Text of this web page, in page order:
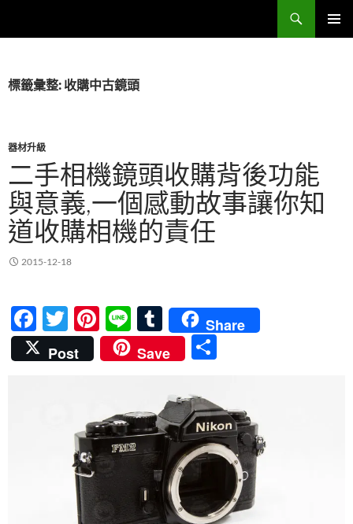
內標籤彙整: 收購中古鏡頭
器材升級
二手相機鏡頭收購背後功能
與意義,一個感動故事讓你知
道收購相機的責任
2015-12-18
F
ac
e
T
w
itt
Pi
nt
er
t
Li
n
e
T
u
m
bl
r
Share
Post
Save